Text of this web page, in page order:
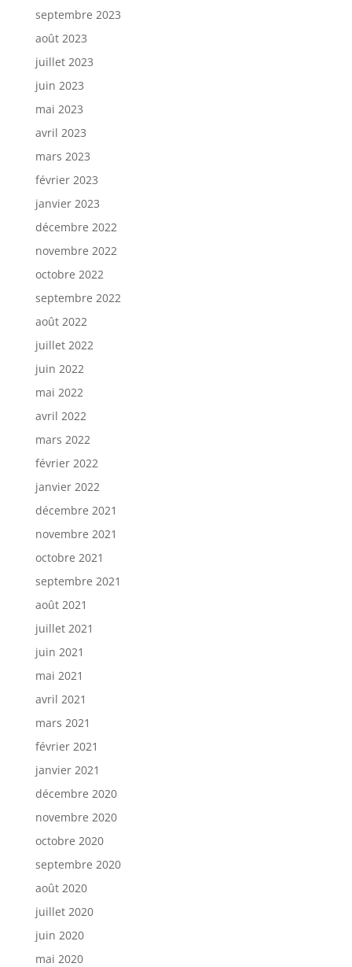
septembre 2023
août 2023
juillet 2023
juin 2023
mai 2023
avril 2023
mars 2023
février 2023
janvier 2023
décembre 2022
novembre 2022
octobre 2022
septembre 2022
août 2022
juillet 2022
juin 2022
mai 2022
avril 2022
mars 2022
février 2022
janvier 2022
décembre 2021
novembre 2021
octobre 2021
septembre 2021
août 2021
juillet 2021
juin 2021
mai 2021
avril 2021
mars 2021
février 2021
janvier 2021
décembre 2020
novembre 2020
octobre 2020
septembre 2020
août 2020
juillet 2020
juin 2020
mai 2020